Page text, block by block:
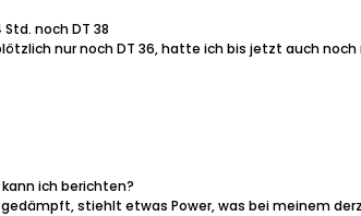
noch DT 38
nur noch DT 36, hatte ich bis jetzt auch noch
ich berichten?
stiehlt etwas Power, was bei meinem